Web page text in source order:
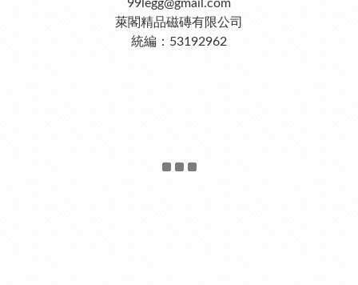
99legg@gmail.com
萊閣精品磁磚有限公司
統編：53192962